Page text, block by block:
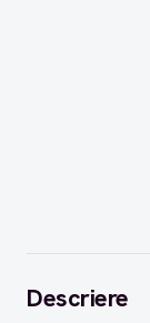
Descriere